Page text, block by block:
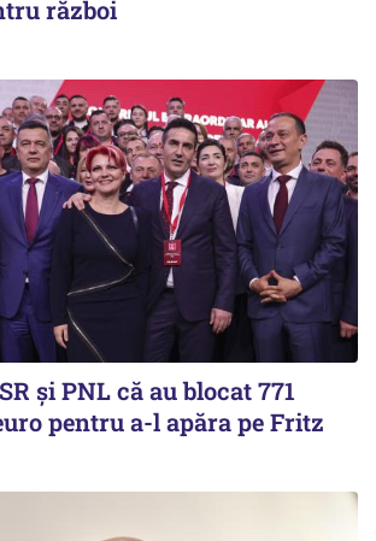
război
și PNL că au blocat 771
pentru a-l apăra pe Fritz